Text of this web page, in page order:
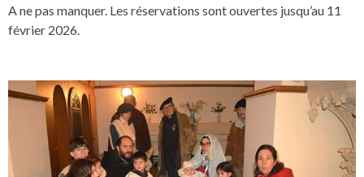
A ne pas manquer. Les réservations sont ouvertes jusqu’au 11
février 2026.